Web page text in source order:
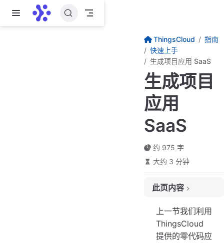
跳至主要內容
ThingsCloud
指南
快速上手
生成项目应用 SaaS
生成项目
应用
SaaS
约 975 字
大约 3 分钟
此页内容
创建管理员账号
上一节我们利用
ThingsCloud
提供的零代码应